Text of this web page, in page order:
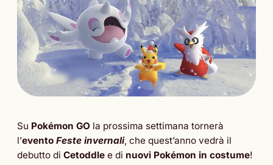
Su Pokémon GO la prossima settimana tornerà
l’evento Feste invernali, che quest’anno vedrà il
debutto di Cetoddle e di nuovi Pokémon in costume!